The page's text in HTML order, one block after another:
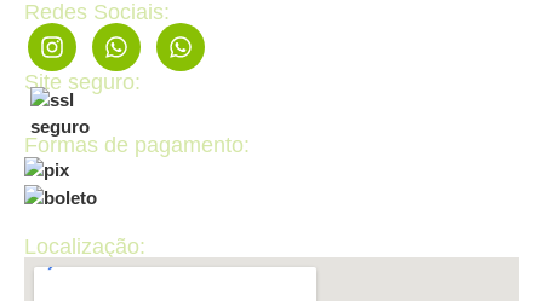
Redes Sociais:
Site seguro:
Formas de pagamento:
Localização: